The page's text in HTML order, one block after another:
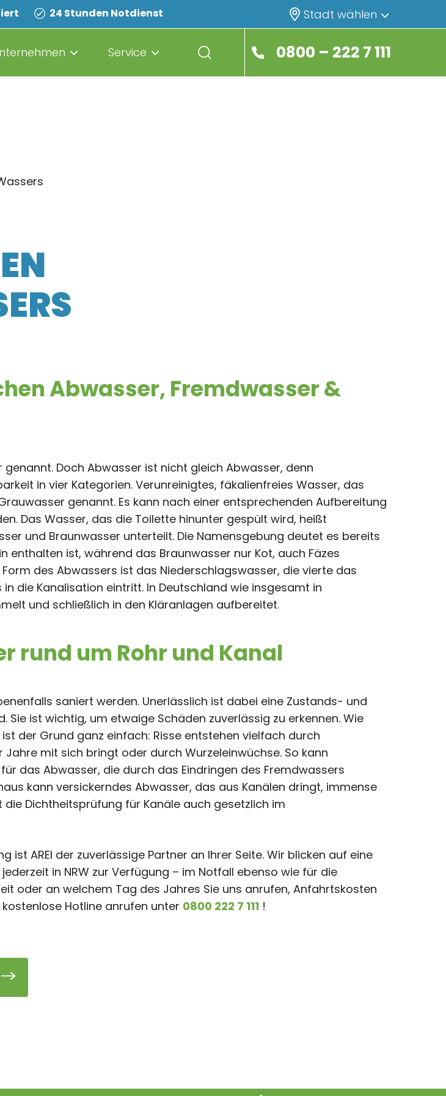
24 Stunden Notdienst Stadt wählen
Service 0800 – 222 7 111
Abwasser, Fremdwasser &
Doch Abwasser ist nicht gleich Abwasser, denn
in vier Kategorien. Verunreinigtes, fäkalienfreies Wasser, das
genannt. Es kann nach einer entsprechenden Aufbereitung
Das Wasser, das die Toilette hinunter gespült wird, heißt
und Braunwasser unterteilt. Die Namensgebung deutet es bereits
enthalten ist, während das Braunwasser nur Kot, auch Fäzes
des Abwassers ist das Niederschlagswasser, die vierte das
die Kanalisation eintritt. In Deutschland wie insgesamt in
und schließlich in den Kläranlagen aufbereitet.
rund um Rohr und Kanal
saniert werden. Unerlässlich ist dabei eine Zustands- und
ist wichtig, um etwaige Schäden zuverlässig zu erkennen. Wie
der Grund ganz einfach: Risse entstehen vielfach durch
mit sich bringt oder durch Wurzeleinwüchse. So kann
das Abwasser, die durch das Eindringen des Fremdwassers
kann versickerndes Abwasser, das aus Kanälen dringt, immense
Dichtheitsprüfung für Kanäle auch gesetzlich im
AREI der zuverlässige Partner an Ihrer Seite. Wir blicken auf eine
in NRW zur Verfügung – im Notfall ebenso wie für die
oder an welchem Tag des Jahres Sie uns anrufen, Anfahrtskosten
Hotline anrufen unter 0800 222 7 111 !